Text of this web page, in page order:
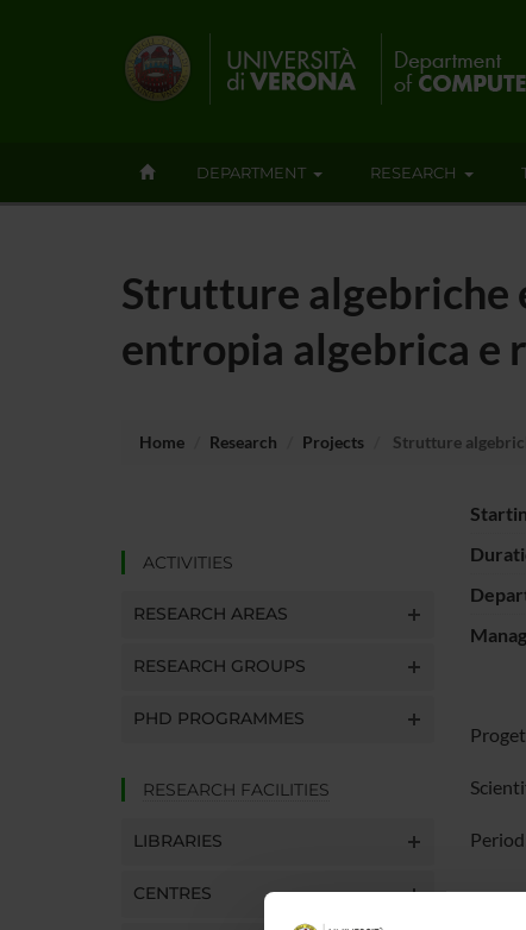
DEPARTMENT RESEARCH
Strutture algebriche
entropia algebrica e
Home Research Projects Strutture
ACTIVITIES
RESEARCH AREAS
RESEARCH GROUPS
PHD PROGRAMMES
RESEARCH FACILITIES
LIBRARIES
CENTRES
The